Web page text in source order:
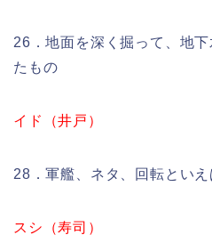
26．地面を深く掘って、地
たもの
イド（井戸）
28．軍艦、ネタ、回転とい
スシ（寿司）